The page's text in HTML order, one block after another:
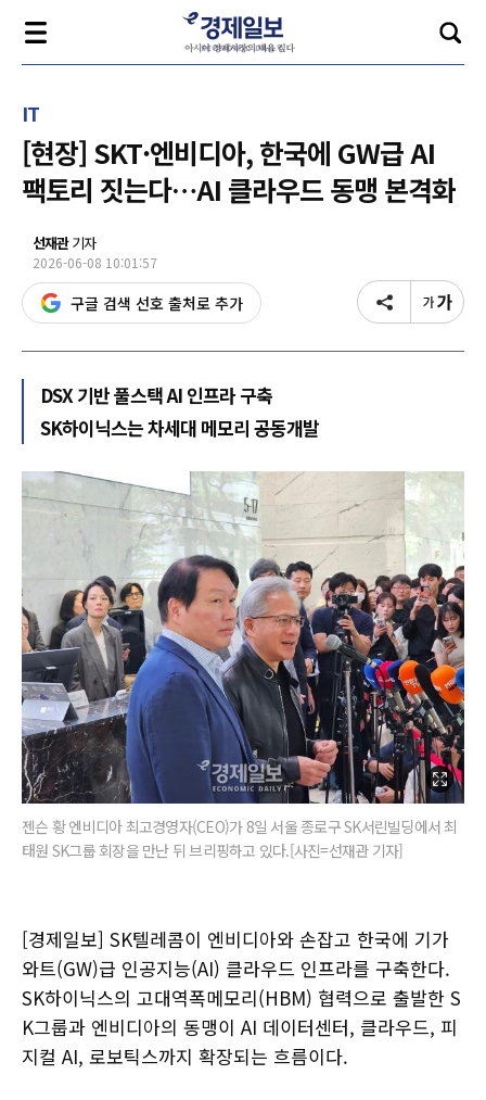
IT
[현장] SKT·엔비디아, 한국에 GW급 AI
팩토리 짓는다…AI 클라우드 동맹 본격화
선재관기자
2026-06-08 10:01:57
구글 검색 선호 출처로 추가
DSX 기반 풀스택 AI 인프라 구축
SK하이닉스는 차세대 메모리 공동개발
젠슨 황 엔비디아 최고경영자(CEO)가 8일 서울 종로구 SK서린빌딩에서 최
태원 SK그룹 회장을 만난 뒤 브리핑하고 있다.[사진=선재관 기자]
[경제일보] SK텔레콤이 엔비디아와 손잡고 한국에 기가
와트(GW)급 인공지능(AI) 클라우드 인프라를 구축한다.
SK하이닉스의 고대역폭메모리(HBM) 협력으로 출발한 S
K그룹과 엔비디아의 동맹이 AI 데이터센터, 클라우드, 피
지컬 AI, 로보틱스까지 확장되는 흐름이다.